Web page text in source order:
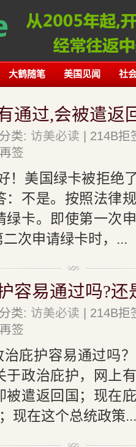
大鹤随笔 美国见闻 社
通过,会被遣返
类: 访美必读 | 214B
签
！美国绿卡被拒绝
：不是。按照法律
绿卡。即使第一次
次申请绿卡时，...
容易通过吗?还
类: 访美必读 | 214B
签
治庇护容易通过吗
于政治庇护，网上
被遣返回国；现在
现在这个总统政策...